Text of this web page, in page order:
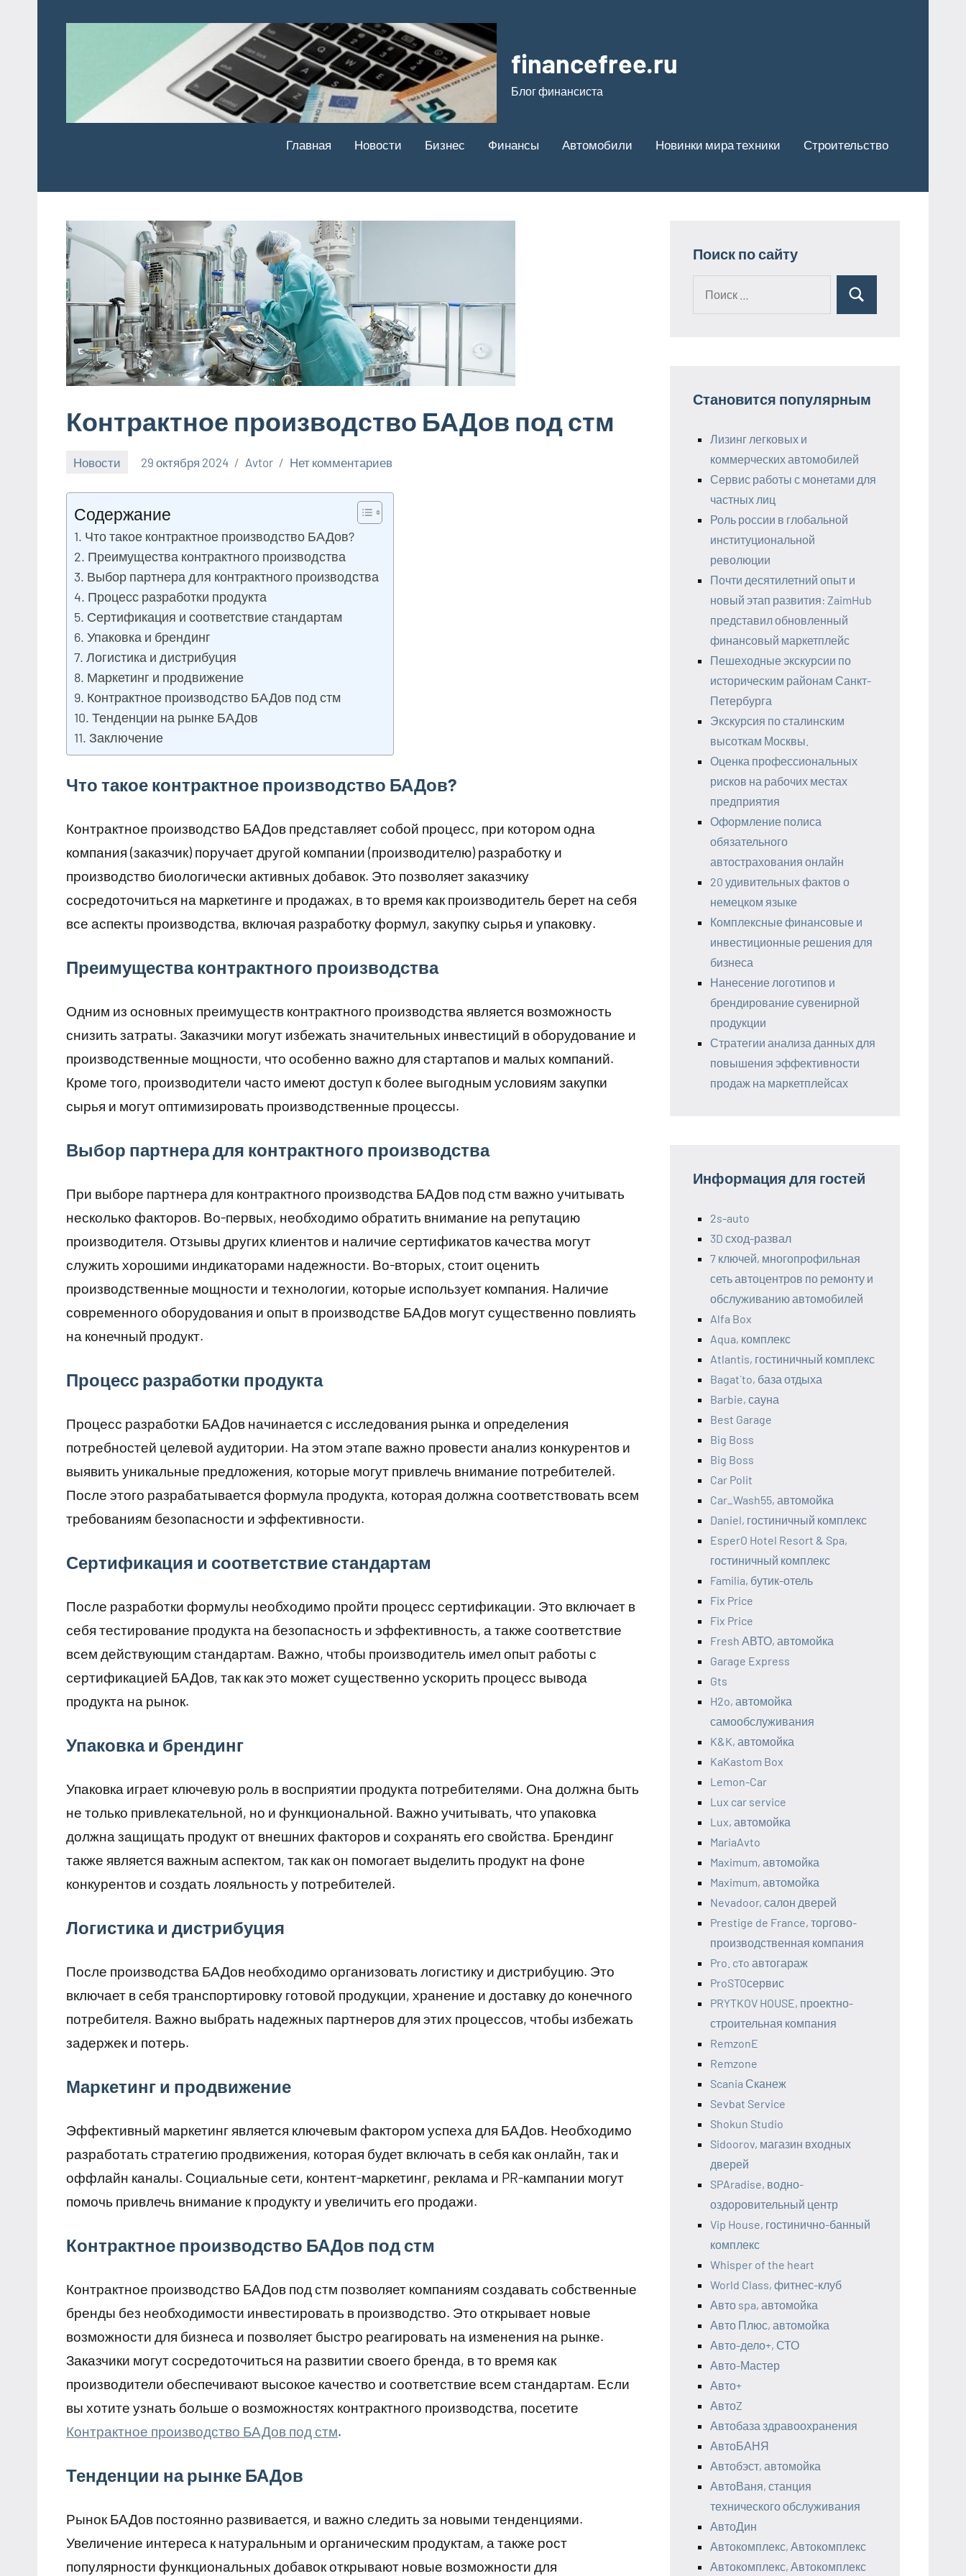
financefree.ru
Блог финансиста
Главная Новости Бизнес Финансы Автомобили Новинки мира техники Строительство
Контрактное производство БАДов под стм
Новости 29 октября 2024 Avtor Нет комментариев
Содержание
Что такое контрактное производство БАДов?
Преимущества контрактного производства
Выбор партнера для контрактного производства
Процесс разработки продукта
Сертификация и соответствие стандартам
Упаковка и брендинг
Логистика и дистрибуция
Маркетинг и продвижение
Контрактное производство БАДов под стм
Тенденции на рынке БАДов
Заключение
Что такое контрактное производство БАДов?
Контрактное производство БАДов представляет собой процесс, при котором одна
компания (заказчик) поручает другой компании (производителю) разработку и
производство биологически активных добавок. Это позволяет заказчику
сосредоточиться на маркетинге и продажах, в то время как производитель берет на себя
все аспекты производства, включая разработку формул, закупку сырья и упаковку.
Преимущества контрактного производства
Одним из основных преимуществ контрактного производства является возможность
снизить затраты. Заказчики могут избежать значительных инвестиций в оборудование и
производственные мощности, что особенно важно для стартапов и малых компаний.
Кроме того, производители часто имеют доступ к более выгодным условиям закупки
сырья и могут оптимизировать производственные процессы.
Выбор партнера для контрактного производства
При выборе партнера для контрактного производства БАДов под стм важно учитывать
несколько факторов. Во-первых, необходимо обратить внимание на репутацию
производителя. Отзывы других клиентов и наличие сертификатов качества могут
служить хорошими индикаторами надежности. Во-вторых, стоит оценить
производственные мощности и технологии, которые использует компания. Наличие
современного оборудования и опыт в производстве БАДов могут существенно повлиять
на конечный продукт.
Процесс разработки продукта
Процесс разработки БАДов начинается с исследования рынка и определения
потребностей целевой аудитории. На этом этапе важно провести анализ конкурентов и
выявить уникальные предложения, которые могут привлечь внимание потребителей.
После этого разрабатывается формула продукта, которая должна соответствовать всем
требованиям безопасности и эффективности.
Сертификация и соответствие стандартам
После разработки формулы необходимо пройти процесс сертификации. Это включает в
себя тестирование продукта на безопасность и эффективность, а также соответствие
всем действующим стандартам. Важно, чтобы производитель имел опыт работы с
сертификацией БАДов, так как это может существенно ускорить процесс вывода
продукта на рынок.
Упаковка и брендинг
Упаковка играет ключевую роль в восприятии продукта потребителями. Она должна быть
не только привлекательной, но и функциональной. Важно учитывать, что упаковка
должна защищать продукт от внешних факторов и сохранять его свойства. Брендинг
также является важным аспектом, так как он помогает выделить продукт на фоне
конкурентов и создать лояльность у потребителей.
Логистика и дистрибуция
После производства БАДов необходимо организовать логистику и дистрибуцию. Это
включает в себя транспортировку готовой продукции, хранение и доставку до конечного
потребителя. Важно выбрать надежных партнеров для этих процессов, чтобы избежать
задержек и потерь.
Маркетинг и продвижение
Эффективный маркетинг является ключевым фактором успеха для БАДов. Необходимо
разработать стратегию продвижения, которая будет включать в себя как онлайн, так и
оффлайн каналы. Социальные сети, контент-маркетинг, реклама и PR-кампании могут
помочь привлечь внимание к продукту и увеличить его продажи.
Контрактное производство БАДов под стм
Контрактное производство БАДов под стм позволяет компаниям создавать собственные
бренды без необходимости инвестировать в производство. Это открывает новые
возможности для бизнеса и позволяет быстро реагировать на изменения на рынке.
Заказчики могут сосредоточиться на развитии своего бренда, в то время как
производители обеспечивают высокое качество и соответствие всем стандартам. Если
вы хотите узнать больше о возможностях контрактного производства, посетите
Контрактное производство БАДов под стм.
Тенденции на рынке БАДов
Рынок БАДов постоянно развивается, и важно следить за новыми тенденциями.
Увеличение интереса к натуральным и органическим продуктам, а также рост
популярности функциональных добавок открывают новые возможности для
Поиск по сайту
Поиск
Становится популярным
Лизинг легковых и
коммерческих автомобилей
Сервис работы с монетами для
частных лиц
Роль россии в глобальной
институциональной
революции
Почти десятилетний опыт и
новый этап развития: ZaimHub
представил обновленный
финансовый маркетплейс
Пешеходные экскурсии по
историческим районам Санкт-
Петербурга
Экскурсия по сталинским
высоткам Москвы.
Оценка профессиональных
рисков на рабочих местах
предприятия
Оформление полиса
обязательного
автострахования онлайн
20 удивительных фактов о
немецком языке
Комплексные финансовые и
инвестиционные решения для
бизнеса
Нанесение логотипов и
брендирование сувенирной
продукции
Стратегии анализа данных для
повышения эффективности
продаж на маркетплейсах
Информация для гостей
2s-auto
3D сход-развал
7 ключей, многопрофильная
сеть автоцентров по ремонту и
обслуживанию автомобилей
Alfa Box
Aqua, комплекс
Atlantis, гостиничный комплекс
Bagat`to, база отдыха
Barbie, сауна
Best Garage
Big Boss
Big Boss
Car Polit
Car_Wash55, автомойка
Daniel, гостиничный комплекс
EsperO Hotel Resort & Spa,
гостиничный комплекс
Familia, бутик-отель
Fix Price
Fix Price
Fresh АВТО, автомойка
Garage Express
Gts
H2o, автомойка
самообслуживания
K&K, автомойка
KaKastom Box
Lemon-Car
Lux car service
Lux, автомойка
MariaAvto
Maximum, автомойка
Maximum, автомойка
Nevadoor, салон дверей
Prestige de France, торгово-
производственная компания
Pro. cтo автогараж
ProSTOсервис
PRYTKOV HOUSE, проектно-
строительная компания
RemzonE
Remzone
Scania Сканеж
Sevbat Service
Shokun Studio
Sidoorov, магазин входных
дверей
SPAradise, водно-
оздоровительный центр
Vip House, гостинично-банный
комплекс
Whisper of the heart
World Class, фитнес-клуб
Авто spa, автомойка
Авто Плюс, автомойка
Авто-дело+, СТО
Авто-Мастер
Авто+
АвтоZ
Автобаза здравоохранения
АвтоБАНЯ
Автобэст, автомойка
АвтоВаня, станция
технического обслуживания
АвтоДин
Автокомплекс, Автокомплекс
Автокомплекс, Автокомплекс